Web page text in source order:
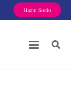
Hazte Socio